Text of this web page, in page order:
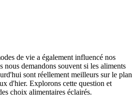
de vie a également influencé nos
nous demandons souvent si les aliments
sont réellement meilleurs sur le plan
d'hier. Explorons cette question et
choix alimentaires éclairés.